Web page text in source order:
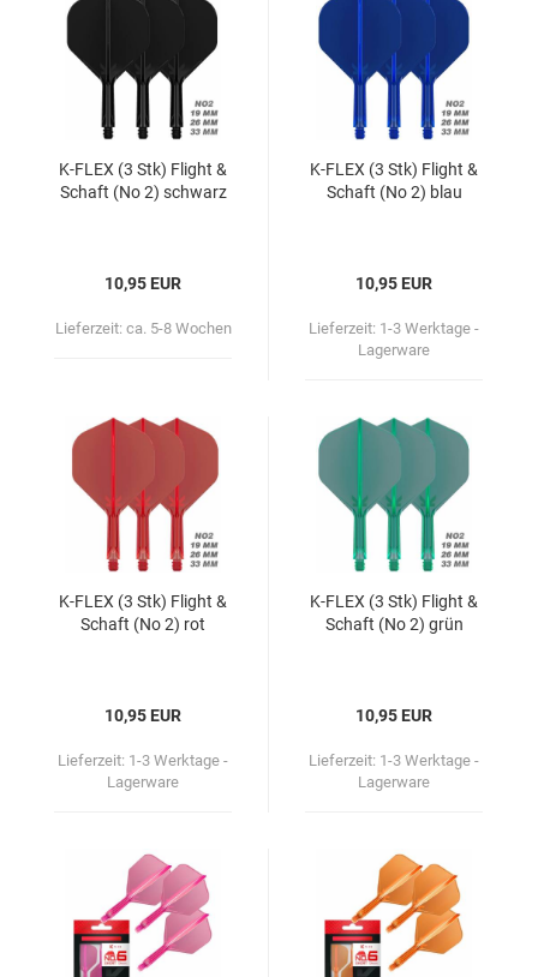
K-​FLEX (3 Stk) Flight &
Schaft (No 2) schwarz
10,95 EUR
Lieferzeit: ca. 5-8 Wochen
K-​FLEX (3 Stk) Flight &
Schaft (No 2) blau
10,95 EUR
Lieferzeit: 1-3 Werktage -
Lagerware
K-​FLEX (3 Stk) Flight &
Schaft (No 2) rot
10,95 EUR
Lieferzeit: 1-3 Werktage -
Lagerware
K-​FLEX (3 Stk) Flight &
Schaft (No 2) grün
10,95 EUR
Lieferzeit: 1-3 Werktage -
Lagerware